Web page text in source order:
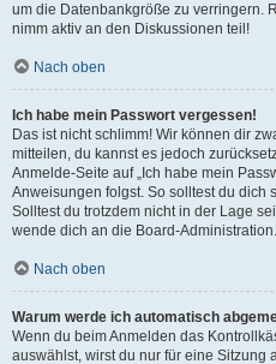
um die Datenbankgröße zu verringern.
nimm aktiv an den Diskussionen teil!
Nach oben
Ich habe mein Passwort vergessen!
Das ist nicht schlimm! Wir können dir
mitteilen, du kannst es jedoch
Anmelde-Seite auf „Ich habe mein
Anweisungen folgst. So solltest du dich
Solltest du trotzdem nicht in der Lage
wende dich an die Board-Administration.
Nach oben
Warum werde ich automatisch
Wenn du beim Anmelden das
auswählst, wirst du nur für eine Sitzung